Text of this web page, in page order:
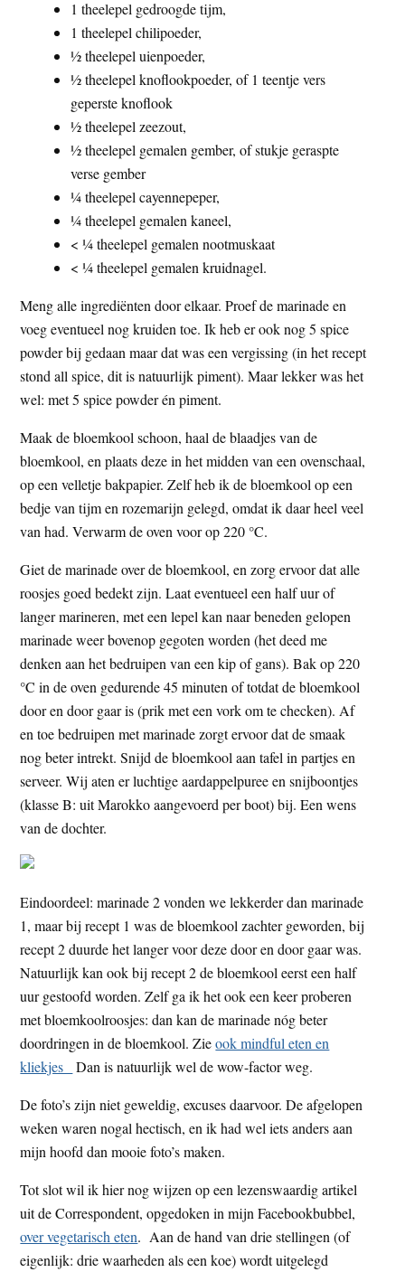
1 theelepel gedroogde tijm,
1 theelepel chilipoeder,
½ theelepel uienpoeder,
½ theelepel knoflookpoeder, of 1 teentje vers
geperste knoflook
½ theelepel zeezout,
½ theelepel gemalen gember, of stukje geraspte
verse gember
¼ theelepel cayennepeper,
¼ theelepel gemalen kaneel,
< ¼ theelepel gemalen nootmuskaat
< ¼ theelepel gemalen kruidnagel.
Meng alle ingrediënten door elkaar. Proef de marinade en
voeg eventueel nog kruiden toe. Ik heb er ook nog 5 spice
powder bij gedaan maar dat was een vergissing (in het recept
stond all spice, dit is natuurlijk piment). Maar lekker was het
wel: met 5 spice powder én piment.
Maak de bloemkool schoon, haal de blaadjes van de
bloemkool, en plaats deze in het midden van een ovenschaal,
op een velletje bakpapier. Zelf heb ik de bloemkool op een
bedje van tijm en rozemarijn gelegd, omdat ik daar heel veel
van had. Verwarm de oven voor op 220 °C.
Giet de marinade over de bloemkool, en zorg ervoor dat alle
roosjes goed bedekt zijn. Laat eventueel een half uur of
langer marineren, met een lepel kan naar beneden gelopen
marinade weer bovenop gegoten worden (het deed me
denken aan het bedruipen van een kip of gans). Bak op 220
°C in de oven gedurende 45 minuten of totdat de bloemkool
door en door gaar is (prik met een vork om te checken). Af
en toe bedruipen met marinade zorgt ervoor dat de smaak
nog beter intrekt. Snijd de bloemkool aan tafel in partjes en
serveer. Wij aten er luchtige aardappelpuree en snijboontjes
(klasse B: uit Marokko aangevoerd per boot) bij. Een wens
van de dochter.
Eindoordeel: marinade 2 vonden we lekkerder dan marinade
1, maar bij recept 1 was de bloemkool zachter geworden, bij
recept 2 duurde het langer voor deze door en door gaar was.
Natuurlijk kan ook bij recept 2 de bloemkool eerst een half
uur gestoofd worden. Zelf ga ik het ook een keer proberen
met bloemkoolroosjes: dan kan de marinade nóg beter
doordringen in de bloemkool. Zieook mindful eten en
kliekjes
Dan is natuurlijk wel de wow-factor weg.
De foto’s zijn niet geweldig, excuses daarvoor. De afgelopen
weken waren nogal hectisch, en ik had wel iets anders aan
mijn hoofd dan mooie foto’s maken.
Tot slot wil ik hier nog wijzen op een lezenswaardig artikel
uit de Correspondent, opgedoken in mijn Facebookbubbel,
over vegetarisch eten. Aan de hand van drie stellingen (of
eigenlijk: drie waarheden als een koe) wordt uitgelegd